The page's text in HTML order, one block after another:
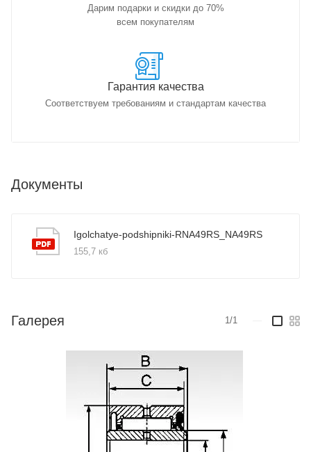
Дарим подарки и скидки до 70%
всем покупателям
Гарантия качества
Соответствуем требованиям и стандартам качества
Документы
Igolchatye-podshipniki-RNA49RS_NA49RS
155,7 кб
Галерея 1/1